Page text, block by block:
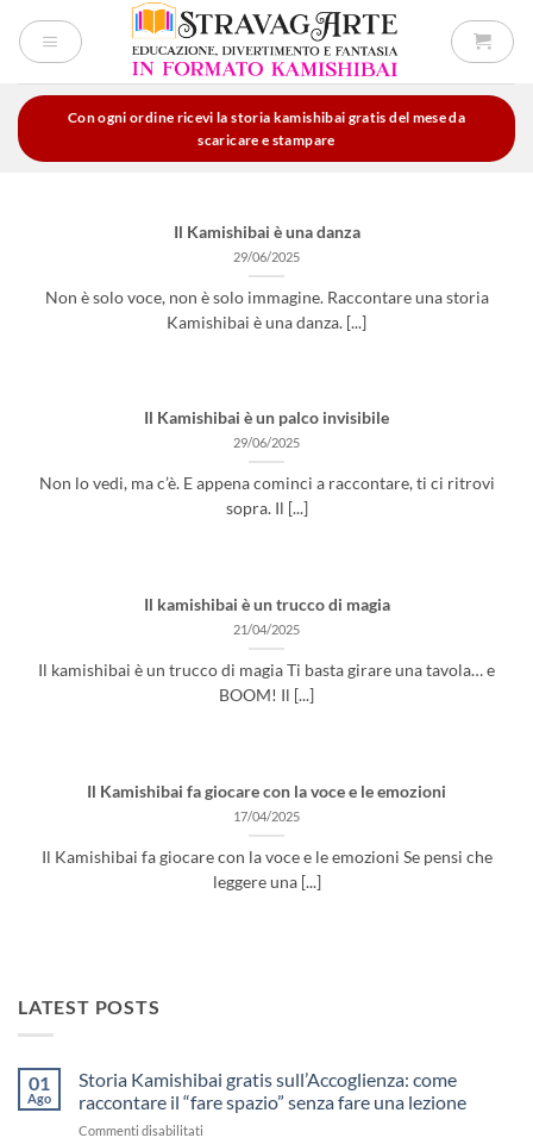
Con ogni ordine ricevi la storia kamishibai gratis del mese da
scaricare e stampare
Il Kamishibai è una danza
29/06/2025
Non è solo voce, non è solo immagine. Raccontare una storia
Kamishibai è una danza. [...]
Il Kamishibai è un palco invisibile
29/06/2025
Non lo vedi, ma c’è. E appena cominci a raccontare, ti ci ritrovi
sopra. Il [...]
Il kamishibai è un trucco di magia
21/04/2025
Il kamishibai è un trucco di magia Ti basta girare una tavola… e
BOOM! Il [...]
Il Kamishibai fa giocare con la voce e le emozioni
17/04/2025
Il Kamishibai fa giocare con la voce e le emozioni Se pensi che
leggere una [...]
LATEST POSTS
01
Ago
Storia Kamishibai gratis sull’Accoglienza: come
raccontare il “fare spazio” senza fare una lezione
Commenti disabilitati